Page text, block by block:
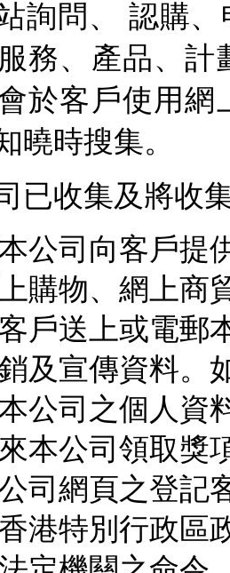
詢問、 認購
務、產品、
於客戶使用
曉時搜集。
已收集及將收
公司向客戶提
購物、網上商
戶送上或電郵
及宣傳資料。
公司之個人資
本公司領取獎
司網頁之登記
港特別行政區